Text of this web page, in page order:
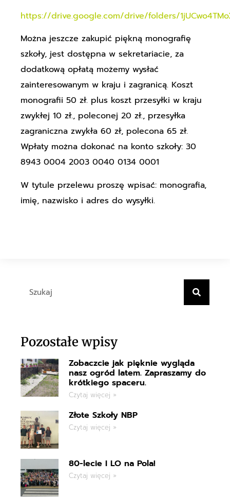
https://drive.google.com/drive/folders/
Można jeszcze zakupić piękną monografię
szkoły, jest dostępna w sekretariacie, za
dodatkową opłatą możemy wysłać
zainteresowanym w kraju i zagranicą. Koszt
monografii 50 zł. plus koszt przesyłki w kraju
zwykłej 10 zł., poleconej 20 zł., przesyłka
zagraniczna zwykła 60 zł, polecona 65 zł.
Wpłaty można dokonać na konto szkoły: 30
8943 0004 2003 0040 0134 0001
W tytule przelewu proszę wpisać: monografia,
imię, nazwisko i adres do wysyłki.
Pozostałe wpisy
Zobaczcie jak pięknie wygląda
nasz ogród latem. Zapraszamy do
krótkiego spaceru.
Czytaj więcej »
Złote Szkoły NBP
Czytaj więcej »
80-lecie I LO na Pola!
Czytaj więcej »